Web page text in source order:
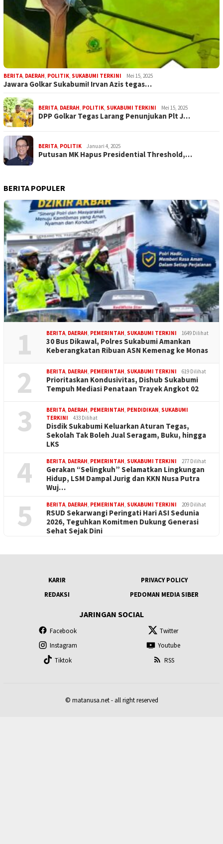
BERITA DAERAH POLITIK SUKABUMI TERKINI Mei 15, 2025
Jawara Golkar Sukabumi! Irvan Azis tegas…
BERITA DAERAH POLITIK SUKABUMI TERKINI Mei 15, 2025
DPP Golkar Tegas Larang Penunjukan Plt J…
BERITA POLITIK Januari 4, 2025
Putusan MK Hapus Presidential Threshold,…
BERITA POPULER
1 BERITA, DAERAH, PEMERINTAH, SUKABUMI TERKINI 1649 Dilihat
30 Bus Dikawal, Polres Sukabumi Amankan
Keberangkatan Ribuan ASN Kemenag ke Monas
2 BERITA, DAERAH, PEMERINTAH, SUKABUMI TERKINI 619 Dilihat
Prioritaskan Kondusivitas, Dishub Sukabumi
Tempuh Mediasi Penataan Trayek Angkot 02
3 BERITA, DAERAH, PEMERINTAH, PENDIDIKAN, SUKABUMI
TERKINI
433 Dilihat
Disdik Sukabumi Keluarkan Aturan Tegas,
Sekolah Tak Boleh Jual Seragam, Buku, hingga
LKS
4 BERITA, DAERAH, PEMERINTAH, SUKABUMI TERKINI 277 Dilihat
Gerakan “Selingkuh” Selamatkan Lingkungan
Hidup, LSM Dampal Jurig dan KKN Nusa Putra
Wuj…
5 BERITA, DAERAH, PEMERINTAH, SUKABUMI TERKINI 209 Dilihat
RSUD Sekarwangi Peringati Hari ASI Sedunia
2026, Teguhkan Komitmen Dukung Generasi
Sehat Sejak Dini
KARIR
PRIVACY POLICY
REDAKSI
PEDOMAN MEDIA SIBER
JARINGAN SOCIAL
Facebook
Twitter
Instagram
Youtube
Tiktok
RSS
© matanusa.net - all right reserved